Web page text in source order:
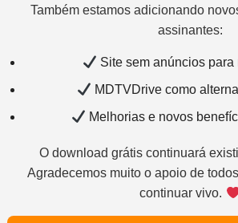
Também estamos adicionando
assinantes:
Site sem anúncios para
MDTVDrive como
Melhorias e novos
O download grátis continuará
Agradecemos muito o apoio de
continuar vivo.
1920×1040 – H.264 / AVC / 1.85:1
Audio2: Inglês – DTS XXL – 2.0 /